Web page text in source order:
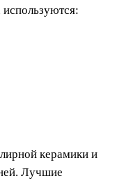
керамики и
Лучшие